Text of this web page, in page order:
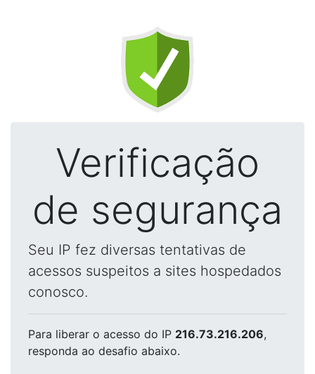
Verificação
de segurança
Seu IP fez diversas tentativas de
acessos suspeitos a sites hospedados
conosco.
Para liberar o acesso do IP 216.73.216.206,
responda ao desafio abaixo.